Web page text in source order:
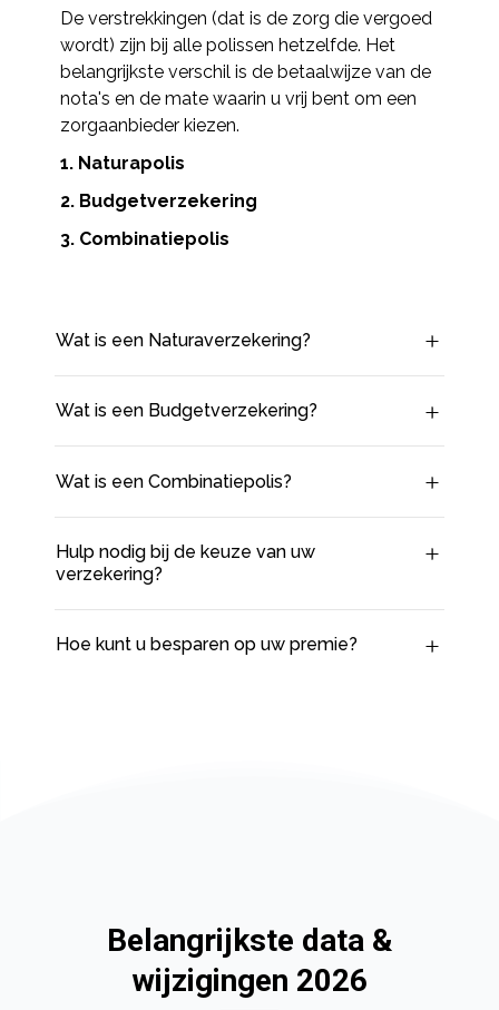
De verstrekkingen (dat is de zorg die vergoed
wordt) zijn bij alle polissen hetzelfde. Het
belangrijkste verschil is de betaalwijze van de
nota's en de mate waarin u vrij bent om een
zorgaanbieder kiezen.
1. Naturapolis
2. Budgetverzekering
3. Combinatiepolis
Wat is een Naturaverzekering?
Wat is een Budgetverzekering?
Wat is een Combinatiepolis?
Hulp nodig bij de keuze van uw
verzekering?
Hoe kunt u besparen op uw premie?
Belangrijkste data &
wijzigingen 2026